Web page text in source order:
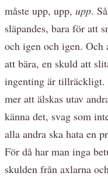
måste upp, upp, upp.
släpandes, bara för att
och igen och igen.
att bära, en skuld att
ingenting är tillräckligt.
mer att älskas utav
känna det, svag som
alla andra ska hata en
För då har man inga
skulden från axlarna